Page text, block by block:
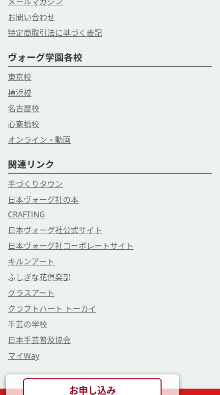
お申し込み
お問い合わせ
特定商取引法に基づく表記
ヴォーグ学園各校
東京校
横浜校
名古屋校
心斎橋校
オンライン・動画
関連リンク
手づくりタウン
日本ヴォーグ社の本
CRAFTING
日本ヴォーグ社公式サイト
日本ヴォーグ社コーポレートサイト
キルンアート
ふしぎな花倶楽部
グラスアート
クラフトハート トーカイ
手芸の学校
日本手芸普及協会
マイWay